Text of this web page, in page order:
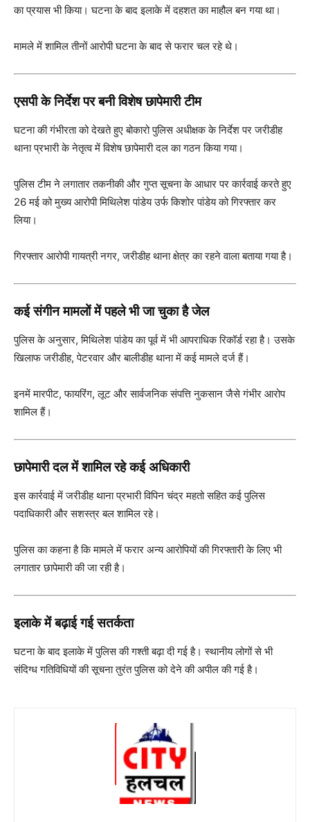
का प्रयास भी किया। घटना के बाद इलाके में दहशत का माहौल बन गया था।
मामले में शामिल तीनों आरोपी घटना के बाद से फरार चल रहे थे।
एसपी के निर्देश पर बनी विशेष छापेमारी टीम
घटना की गंभीरता को देखते हुए बोकारो पुलिस अधीक्षक के निर्देश पर जरीडीह
थाना प्रभारी के नेतृत्व में विशेष छापेमारी दल का गठन किया गया।
पुलिस टीम ने लगातार तकनीकी और गुप्त सूचना के आधार पर कार्रवाई करते हुए
26 मई को मुख्य आरोपी मिथिलेश पांडेय उर्फ किशोर पांडेय को गिरफ्तार कर
लिया।
गिरफ्तार आरोपी गायत्री नगर, जरीडीह थाना क्षेत्र का रहने वाला बताया गया है।
कई संगीन मामलों में पहले भी जा चुका है जेल
पुलिस के अनुसार, मिथिलेश पांडेय का पूर्व में भी आपराधिक रिकॉर्ड रहा है। उसके
खिलाफ जरीडीह, पेटरवार और बालीडीह थाना में कई मामले दर्ज हैं।
इनमें मारपीट, फायरिंग, लूट और सार्वजनिक संपत्ति नुकसान जैसे गंभीर आरोप
शामिल हैं।
छापेमारी दल में शामिल रहे कई अधिकारी
इस कार्रवाई में जरीडीह थाना प्रभारी विपिन चंद्र महतो सहित कई पुलिस
पदाधिकारी और सशस्त्र बल शामिल रहे।
पुलिस का कहना है कि मामले में फरार अन्य आरोपियों की गिरफ्तारी के लिए भी
लगातार छापेमारी की जा रही है।
इलाके में बढ़ाई गई सतर्कता
घटना के बाद इलाके में पुलिस की गश्ती बढ़ा दी गई है। स्थानीय लोगों से भी
संदिग्ध गतिविधियों की सूचना तुरंत पुलिस को देने की अपील की गई है।